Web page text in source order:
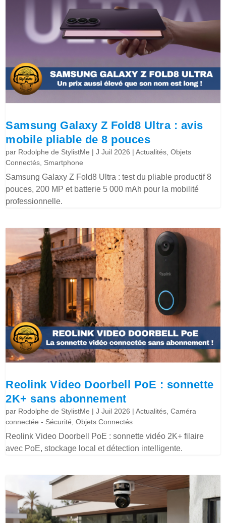
Samsung Galaxy Z Fold8 Ultra : avis
mobile pliable de 8 pouces
par Rodolphe de StylistMe |J Juil 2026 |Actualités ,Objets
Connectés Smartphone
Samsung Galaxy Z Fold8 Ultra : test du pliable productif 8
pouces, 200 MP et batterie 5 000 mAh pour la mobilité
professionnelle.
Reolink Video Doorbell PoE : sonnette
2K+ sans abonnement
par Rodolphe de StylistMe |J Juil 2026 |Actualités ,Caméra
connectée - Sécurité ,Objets Connectés
Reolink Video Doorbell PoE : sonnette vidéo 2K+ filaire
avec PoE, stockage local et détection intelligente.